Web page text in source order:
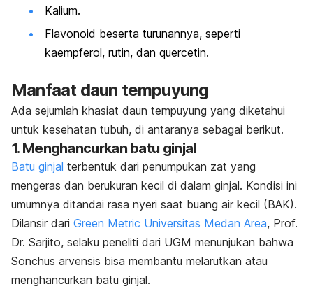
Kalium.
Flavonoid beserta turunannya, seperti
kaempferol, rutin, dan quercetin.
Manfaat daun tempuyung
Ada sejumlah khasiat daun tempuyung yang diketahui
untuk kesehatan tubuh, di antaranya sebagai berikut.
1. Menghancurkan batu ginjal
Batu ginjal terbentuk dari penumpukan zat yang
mengeras dan berukuran kecil di dalam ginjal. Kondisi ini
umumnya ditandai rasa nyeri saat buang air kecil (BAK).
Dilansir dari Green Metric Universitas Medan Area, Prof.
Dr. Sarjito, selaku peneliti dari UGM menunjukan bahwa
Sonchus arvensis bisa membantu melarutkan atau
menghancurkan batu ginjal.